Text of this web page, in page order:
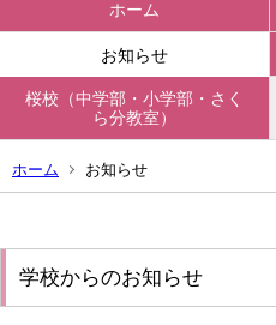
ホーム
お知らせ
桜校（中学部・小学部・さく
ら分教室）
ホーム お知らせ
学校からのお知らせ